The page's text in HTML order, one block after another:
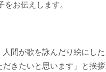
お伝えします。
間が歌を詠んだり絵にし
きたいと思います」と挨